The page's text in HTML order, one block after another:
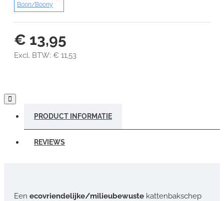
€ 13,95
Excl. BTW: € 11,53
Boon/Boony
PRODUCT INFORMATIE
REVIEWS
Een ecovriendelijke/milieubewuste kattenbakschep